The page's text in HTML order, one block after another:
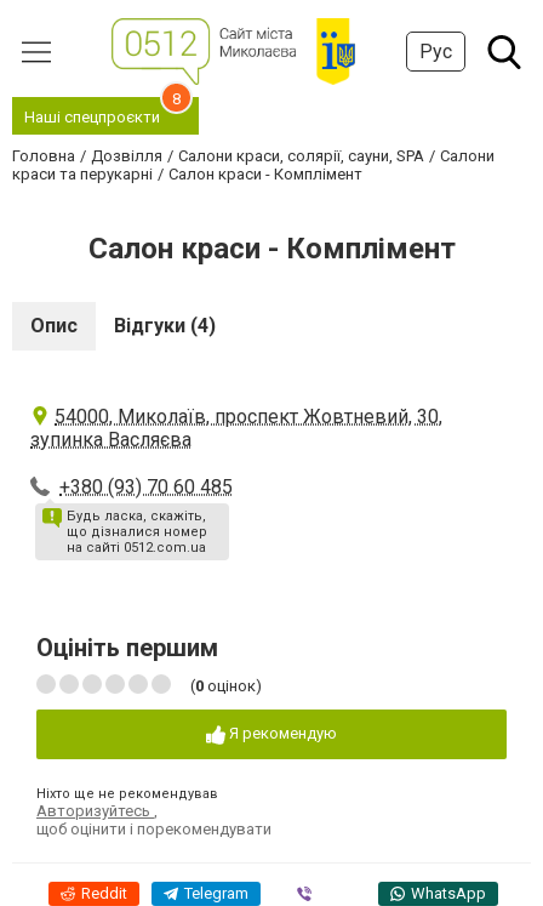
Рус
Наші спецпроєкти
8
Головна Дозвілля Салони краси, солярії, сауни, SPA
Салони
краси та перукарні
Салон краси - Комплімент
Салон краси - Комплімент
Опис Відгуки (4)
54000, Миколаїв, проспект Жовтневий, 30,
зупинка Васляєва
+380 (93) 70 60 485
Будь ласка, скажіть,
що дізналися номер
на сайті 0512.com.ua
Оцініть першим
(0 оцінок)
Я рекомендую
Ніхто ще не рекомендував
Авторизуйтесь
щоб оцінити і порекомендувати
Reddit Telegram WhatsApp